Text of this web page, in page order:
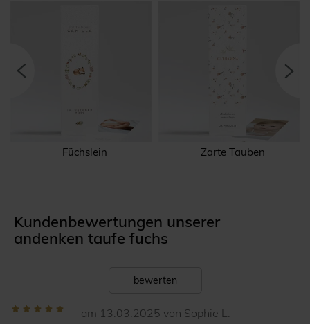
Füchslein Zarte Tauben
Kundenbewertungen unserer
andenken taufe fuchs
bewerten
am 13.03.2025 von Sophie L.